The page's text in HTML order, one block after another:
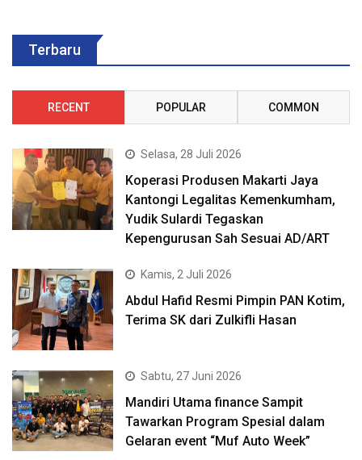
Terbaru
RECENT POPULAR COMMON
Selasa, 28 Juli 2026
Koperasi Produsen Makarti Jaya
Kantongi Legalitas Kemenkumham,
Yudik Sulardi Tegaskan
Kepengurusan Sah Sesuai AD/ART
Kamis, 2 Juli 2026
Abdul Hafid Resmi Pimpin PAN Kotim,
Terima SK dari Zulkifli Hasan
Sabtu, 27 Juni 2026
Mandiri Utama finance Sampit
Tawarkan Program Spesial dalam
Gelaran event “Muf Auto Week”